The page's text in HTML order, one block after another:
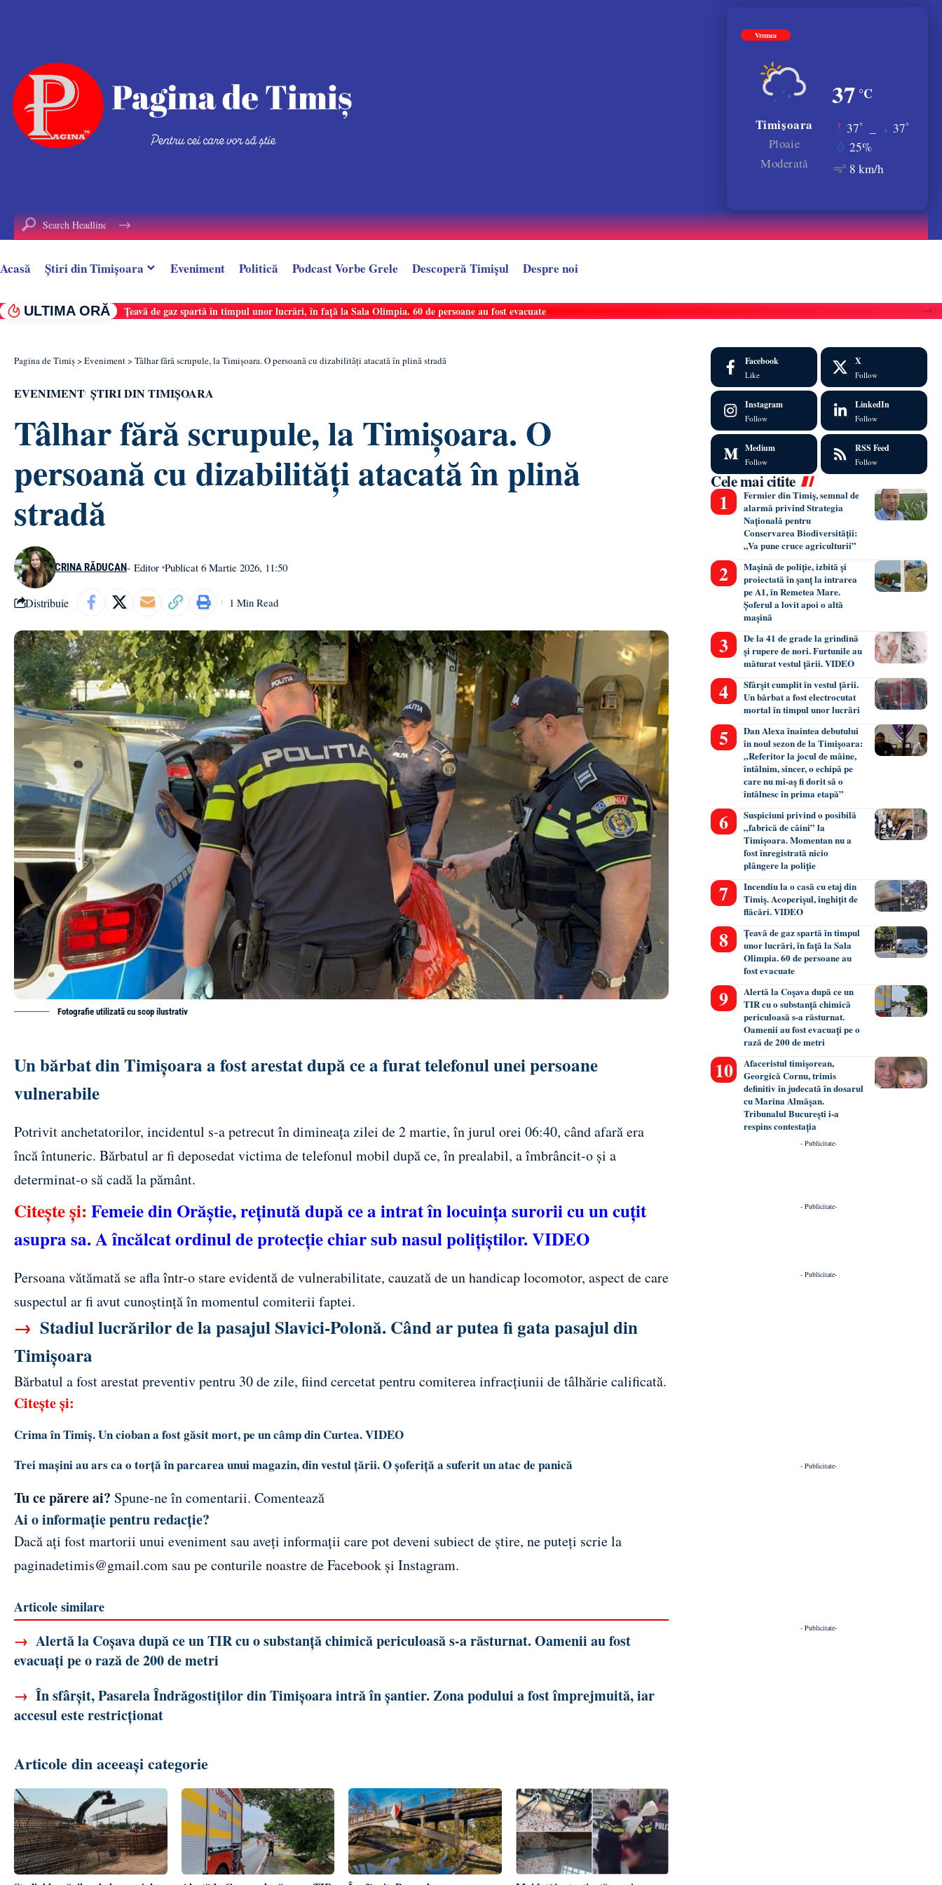
Vremea
37 °C
Timișoara
Ploaie
Moderată
37° 37°
25%
8 km/h
Acasă Știri din Timișoara Eveniment Politică Podcast Vorbe Grele Descoperă Timișul Despre noi
ULTIMA ORĂ Țeavă de gaz spartă în timpul unor lucrări, în față la Sala Olimpia. 60 de persoane au fost evacuate
Pagina de Timiș>Eveniment>Tâlhar fără scrupule, la Timișoara. O persoană cu dizabilități atacată în plină stradă
EVENIMENT ȘTIRI DIN TIMIȘOARA
Tâlhar fără scrupule, la Timișoara. O
persoană cu dizabilități atacată în plină
stradă
CRINA RĂDUCAN- Editor Publicat 6 Martie 2026, 11:50
Distribuie 1 Min Read
Fotografie utilizată cu scop ilustrativ
Un bărbat din Timișoara a fost arestat după ce a furat telefonul unei persoane
vulnerabile
Potrivit anchetatorilor, incidentul s-a petrecut în dimineața zilei de 2 martie, în jurul orei 06:40, când afară era
încă întuneric. Bărbatul ar fi deposedat victima de telefonul mobil după ce, în prealabil, a îmbrâncit-o și a
determinat-o să cadă la pământ.
Citește și:Femeie din Orăștie, reținută după ce a intrat în locuința surorii cu un cuțit
asupra sa. A încălcat ordinul de protecție chiar sub nasul polițiștilor. VIDEO
Persoana vătămată se afla într-o stare evidentă de vulnerabilitate, cauzată de un handicap locomotor, aspect de care
suspectul ar fi avut cunoștință în momentul comiterii faptei.
→ Stadiul lucrărilor de la pasajul Slavici-Polonă. Când ar putea fi gata pasajul din
Timișoara
Bărbatul a fost arestat preventiv pentru 30 de zile, fiind cercetat pentru comiterea infracțiunii de tâlhărie calificată.
Citește și:
Crima în Timiș. Un cioban a fost găsit mort, pe un câmp din Curtea. VIDEO
Trei mașini au ars ca o torță în parcarea unui magazin, din vestul țării. O șoferiță a suferit un atac de panică
Tu ce părere ai? Spune-ne în comentarii. Comentează
Ai o informație pentru redacție?
Dacă ați fost martorii unui eveniment sau aveți informații care pot deveni subiect de știre, ne puteți scrie la
paginadetimis@gmail.com sau pe conturile noastre deFacebook și Instagram.
Articole similare
→ Alertă la Coșava după ce un TIR cu o substanță chimică periculoasă s-a răsturnat. Oamenii au fost
evacuați pe o rază de 200 de metri
→ În sfârșit, Pasarela Îndrăgostiților din Timișoara intră în șantier. Zona podului a fost împrejmuită, iar
accesul este restricționat
Articole din aceeași categorie
Facebook
Like
X
Follow
Instagram
Follow
LinkedIn
Follow
Medium
Follow
RSS Feed
Follow
Cele mai citite
Fermier din Timiș, semnal de
alarmă privind Strategia
Națională pentru
Conservarea Biodiversității:
„Va pune cruce agriculturii”
Mașină de poliție, izbită și
proiectată în șanț la intrarea
pe A1, în Remetea Mare.
Șoferul a lovit apoi o altă
mașină
De la 41 de grade la grindină
și rupere de nori. Furtunile au
măturat vestul țării. VIDEO
Sfârșit cumplit în vestul țării.
Un bărbat a fost electrocutat
mortal în timpul unor lucrări
Dan Alexa înaintea debutului
în noul sezon de la Timișoara:
„Referitor la jocul de mâine,
întâlnim, sincer, o echipă pe
care nu mi-aș fi dorit să o
întâlnesc în prima etapă”
Suspiciuni privind o posibilă
„fabrică de câini” la
Timișoara. Momentan nu a
fost înregistrată nicio
plângere la poliție
Incendiu la o casă cu etaj din
Timiș. Acoperișul, înghițit de
flăcări. VIDEO
Țeavă de gaz spartă în timpul
unor lucrări, în față la Sala
Olimpia. 60 de persoane au
fost evacuate
Alertă la Coșava după ce un
TIR cu o substanță chimică
periculoasă s-a răsturnat.
Oamenii au fost evacuați pe o
rază de 200 de metri
Afaceristul timișorean,
Georgică Cornu, trimis
definitiv în judecată în dosarul
cu Marina Almășan.
Tribunalul București i-a
respins contestația
- Publicitate-
- Publicitate-
- Publicitate-
- Publicitate-
- Publicitate-